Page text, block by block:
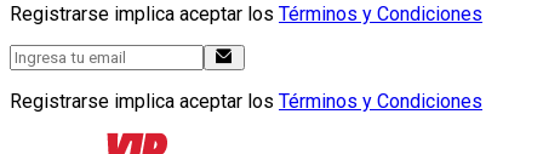
Registrarse implica aceptar los Términos y Condiciones
Registrarse implica aceptar los Términos y Condiciones